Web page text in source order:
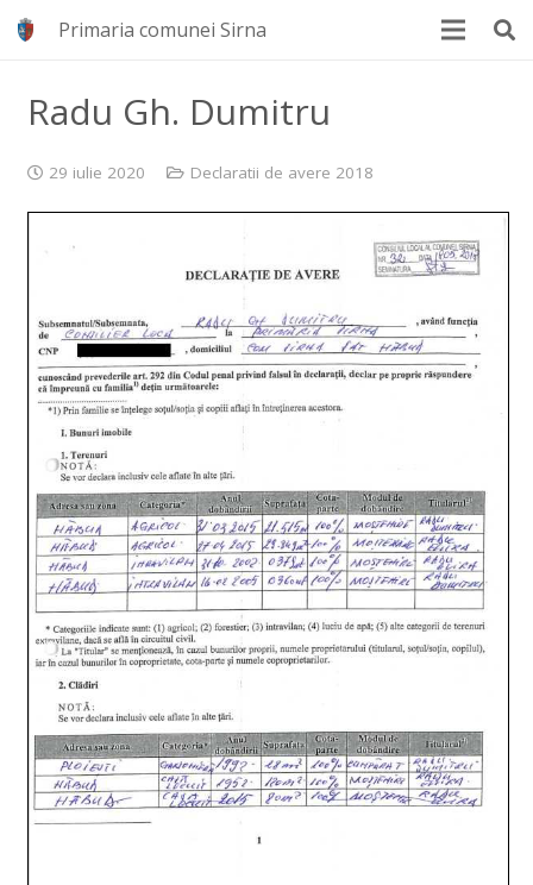
Primaria comunei Sirna
Radu Gh. Dumitru
29 iulie 2020 Declaratii de avere 2018